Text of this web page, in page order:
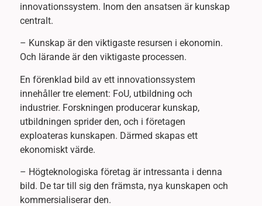
innovationssystem. Inom den ansatsen är kunskap
centralt.
– Kunskap är den viktigaste resursen i ekonomin.
Och lärande är den viktigaste processen.
En förenklad bild av ett innovationssystem
innehåller tre element: FoU, utbildning och
industrier. Forskningen producerar kunskap,
utbildningen sprider den, och i företagen
exploateras kunskapen. Därmed skapas ett
ekonomiskt värde.
– Högteknologiska företag är intressanta i denna
bild. De tar till sig den främsta, nya kunskapen och
kommersialiserar den.